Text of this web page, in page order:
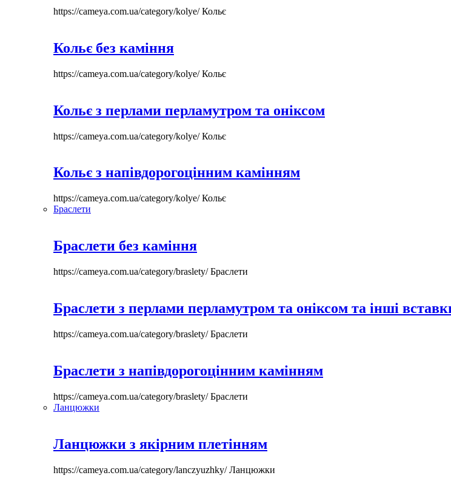
https://cameya.com.ua/category/kolye/Кольє
Кольє без каміння
https://cameya.com.ua/category/kolye/Кольє
Кольє з перлами перламутром та оніксом
https://cameya.com.ua/category/kolye/Кольє
Кольє з напівдорогоцінним камінням
https://cameya.com.ua/category/kolye/Кольє
Браслети
Браслети без каміння
https://cameya.com.ua/category/braslety/Браслети
Браслети з перлами перламутром та оніксом та інші
https://cameya.com.ua/category/braslety/Браслети
Браслети з напівдорогоцінним камінням
https://cameya.com.ua/category/braslety/Браслети
Ланцюжки
Ланцюжки з якірним плетінням
https://cameya.com.ua/category/lanczyuzhky/Ланцюжки